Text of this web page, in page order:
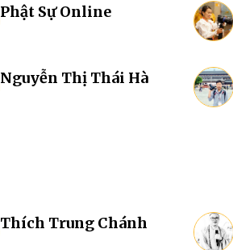
Phật Sự Online
Nguyễn Thị Thái Hà
Thích Trung Chánh